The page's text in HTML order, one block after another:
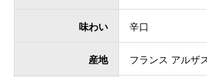
味わい 辛口
産地 フランス アルザ